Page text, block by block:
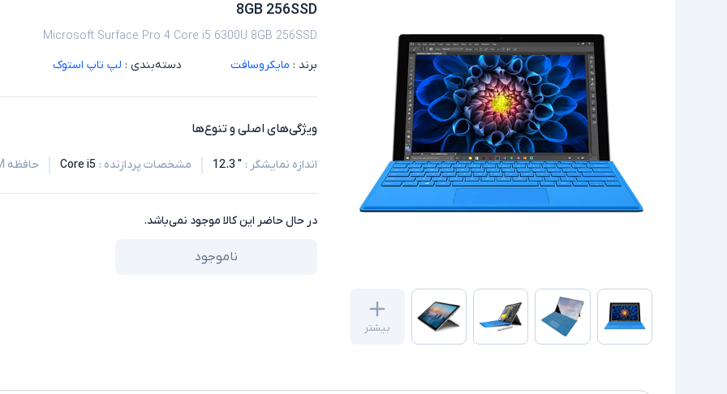
بیشتر
8GB 256SSD
Microsoft Surface Pro 4 Core i5 6300U 8GB 256SSD
برند : مایکروسافت دسته‌بندی : لپ تاپ استوک
ویژگی‌های اصلی و تنوع‌ها
اندازه نمایشگر :
" 12.3 مشخصات پردازنده :
Core i5 حافظه RAM
در حال حاضر این کالا موجود نمی‌باشد.
ناموجود